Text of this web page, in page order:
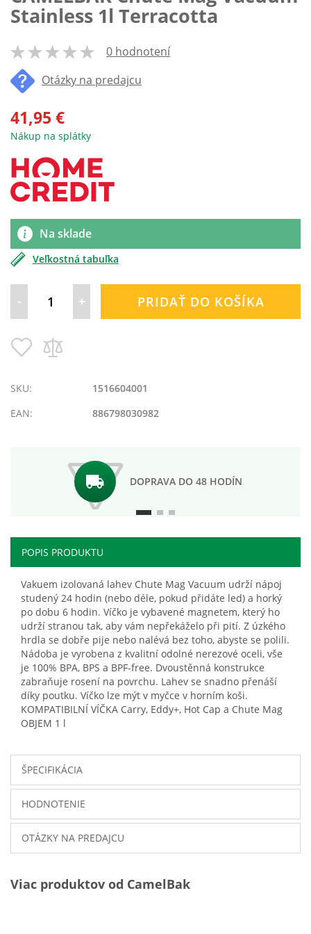
Stainless 1l Terracotta
% of100
0 hodnotení
Otázky na predajcu
41,95 €
Nákup na splátky
Na sklade
Veľkostná tabuľka
- + PRIDAŤ DO KOŠÍKA
Pridať
do
SKU:
1516604001
EAN:
886798030982
DOPRAVA DO 48 HODÍN
POPIS PRODUKTU
Vakuem izolovaná lahev Chute Mag Vacuum udrží nápoj
studený 24 hodin (nebo déle, pokud přidáte led) a horký
po dobu 6 hodin. Víčko je vybavené magnetem, který ho
udrží stranou tak, aby vám nepřekáželo při pití. Z úzkého
hrdla se dobře pije nebo nalévá bez toho, abyste se polili.
Nádoba je vyrobena z kvalitní odolné nerezové oceli, vše
je 100% BPA, BPS a BPF-free. Dvoustěnná konstrukce
zabraňuje rosení na povrchu. Lahev se snadno přenáší
díky poutku. Víčko lze mýt v myčce v horním koši.
KOMPATIBILNÍ VÍČKA Carry, Eddy+, Hot Cap a Chute Mag
OBJEM 1 l
ŠPECIFIKÁCIA
HODNOTENIE
OTÁZKY NA PREDAJCU
Viac produktov od CamelBak